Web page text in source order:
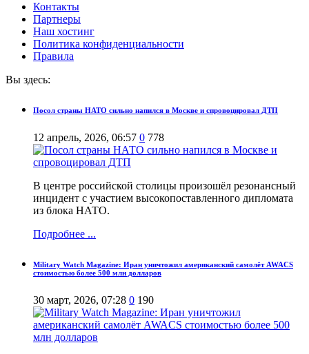
Контакты
Партнеры
Наш хостинг
Политика конфиденциальности
Правила
Вы здесь:
Посол страны НАТО сильно напился в Москве и спровоцировал ДТП
12 апрель, 2026, 06:57 0 778
В центре российской столицы произошёл резонансный
инцидент с участием высокопоставленного дипломата
из блока НАТО.
Подробнее ...
Military Watch Magazine: Иран уничтожил американский самолёт AWACS
стоимостью более 500 млн долларов
30 март, 2026, 07:28 0 190